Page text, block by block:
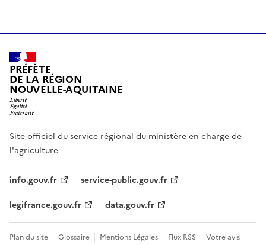
PRÉFÈTE
DE LA RÉGION
NOUVELLE-AQUITAINE
Site officiel du service régional du ministère en charge de
l'agriculture
info.gouv.fr
service-public.gouv.fr
legifrance.gouv.fr
data.gouv.fr
Plan du site Glossaire Mentions Légales Flux RSS Votre avis